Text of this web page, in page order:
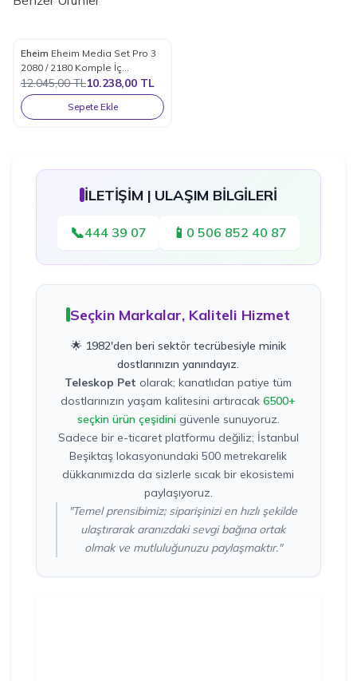
%15
Favorilere Ekle
Eheim Eheim Media Set Pro 3
2080 / 2180 Komple İç
Malzeme Seti
12.045,00TL10.238,00 TL
Sepete Ekle
İLETİŞİM | ULAŞIM BİLGİLERİ
📞444 39 07 📱 0 506 852 40 87
Seçkin Markalar, Kaliteli Hizmet
🌟 1982'den beri sektör tecrübesiyle minik
dostlarınızın yanındayız.
Teleskop Pet olarak; kanatlıdan patiye tüm
dostlarınızın yaşam kalitesini artıracak6500+
seçkin ürün çeşidinigüvenle sunuyoruz.
Sadece bir e-ticaret platformu değiliz; İstanbul
Beşiktaş lokasyonundaki 500 metrekarelik
dükkanımızda da sizlerle sıcak bir ekosistemi
paylaşıyoruz.
"Temel prensibimiz; siparişinizi en hızlı şekilde
ulaştırarak aranızdaki sevgi bağına ortak
olmak ve mutluluğunuzu paylaşmaktır."